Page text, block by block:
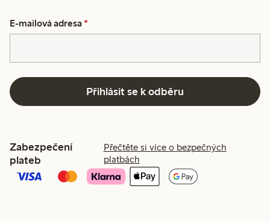
E-mailová adresa *
Přihlásit se k odběru
Zabezpečení
plateb
Přečtěte si více o bezpečných
platbách